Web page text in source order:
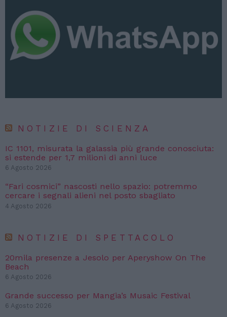
NOTIZIE DI SCIENZA
IC 1101, misurata la galassia più grande conosciuta:
si estende per 1,7 milioni di anni luce
6 Agosto 2026
“Fari cosmici” nascosti nello spazio: potremmo
cercare i segnali alieni nel posto sbagliato
4 Agosto 2026
NOTIZIE DI SPETTACOLO
20mila presenze a Jesolo per Aperyshow On The
Beach
6 Agosto 2026
Grande successo per Mangia’s Musaic Festival
6 Agosto 2026